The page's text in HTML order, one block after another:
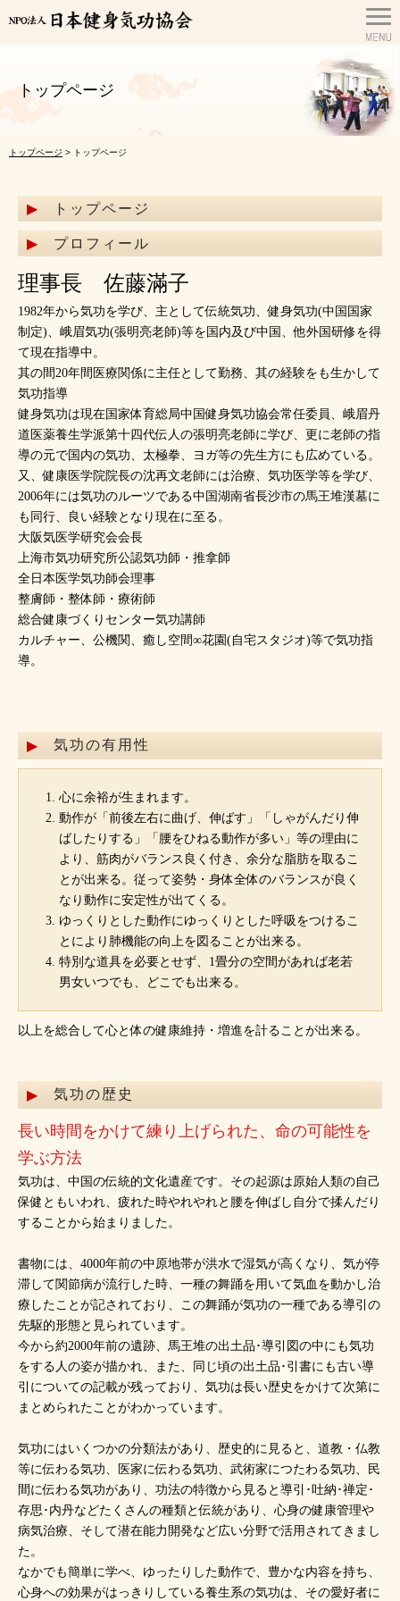
トップページ
トップページ > トップページ
トップページ
プロフィール
理事長 佐藤滿子
1982年から気功を学び、主として伝統気功、健身気功(中国国家
制定)、峨眉気功(張明亮老師)等を国内及び中国、他外国研修を得
て現在指導中。
其の間20年間医療関係に主任として勤務、其の経験をも生かして
気功指導
健身気功は現在国家体育総局中国健身気功協会常任委員、峨眉丹
道医薬養生学派第十四代伝人の張明亮老師に学び、更に老師の指
導の元で国内の気功、太極拳、ヨガ等の先生方にも広めている。
又、健康医学院院長の沈再文老師には治療、気功医学等を学び、
2006年には気功のルーツである中国湖南省長沙市の馬王堆漢墓に
も同行、良い経験となり現在に至る。
大阪気医学研究会会長
上海市気功研究所公認気功師・推拿師
全日本医学気功師会理事
整膚師・整体師・療術師
総合健康づくりセンター気功講師
カルチャー、公機関、癒し空間∞花園(自宅スタジオ)等で気功指
導。
気功の有用性
心に余裕が生まれます。
動作が「前後左右に曲げ、伸ばす」「しゃがんだり伸
ばしたりする」「腰をひねる動作が多い」等の理由に
より、筋肉がバランス良く付き、余分な脂肪を取るこ
とが出来る。従って姿勢・身体全体のバランスが良く
なり動作に安定性が出てくる。
ゆっくりとした動作にゆっくりとした呼吸をつけるこ
とにより肺機能の向上を図ることが出来る。
特別な道具を必要とせず、1畳分の空間があれば老若
男女いつでも、どこでも出来る。
以上を総合して心と体の健康維持・増進を計ることが出来る。
気功の歴史
長い時間をかけて練り上げられた、命の可能性を
学ぶ方法
気功は、中国の伝統的文化遺産です。その起源は原始人類の自己
保健ともいわれ、疲れた時やれやれと腰を伸ばし自分で揉んだり
することから始まりました。
書物には、4000年前の中原地帯が洪水で湿気が高くなり、気が停
滞して関節病が流行した時、一種の舞踊を用いて気血を動かし治
療したことが記されており、この舞踊が気功の一種である導引の
先駆的形態と見られています。
今から約2000年前の遺跡、馬王堆の出土品･導引図の中にも気功
をする人の姿が描かれ、また、同じ頃の出土品･引書にも古い導
引についての記載が残っており、気功は長い歴史をかけて次第に
まとめられたことがわかっています。
気功にはいくつかの分類法があり、歴史的に見ると、道教・仏教
等に伝わる気功、医家に伝わる気功、武術家につたわる気功、民
間に伝わる気功があり、功法の特徴から見ると導引･吐納･禅定･
存思･内丹などたくさんの種類と伝統があり、心身の健康管理や
病気治療、そして潜在能力開発など広い分野で活用されてきまし
た。
なかでも簡単に学べ、ゆったりした動作で、豊かな内容を持ち、
心身への効果がはっきりしている養生系の気功は、その愛好者に